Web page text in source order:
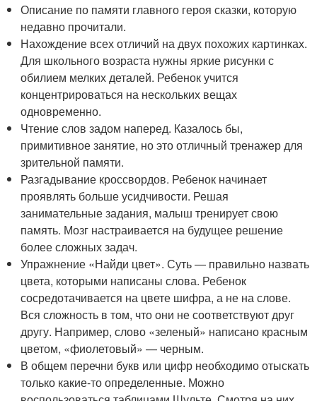
Описание по памяти главного героя сказки, которую
недавно прочитали.
Нахождение всех отличий на двух похожих картинках.
Для школьного возраста нужны яркие рисунки с
обилием мелких деталей. Ребенок учится
концентрироваться на нескольких вещах
одновременно.
Чтение слов задом наперед. Казалось бы,
примитивное занятие, но это отличный тренажер для
зрительной памяти.
Разгадывание кроссвордов. Ребенок начинает
проявлять больше усидчивости. Решая
занимательные задания, малыш тренирует свою
память. Мозг настраивается на будущее решение
более сложных задач.
Упражнение «Найди цвет». Суть — правильно назвать
цвета, которыми написаны слова. Ребенок
сосредотачивается на цвете шифра, а не на слове.
Вся сложность в том, что они не соответствуют друг
другу. Например, слово «зеленый» написано красным
цветом, «фиолетовый» — черным.
В общем перечни букв или цифр необходимо отыскать
только какие-то определенные. Можно